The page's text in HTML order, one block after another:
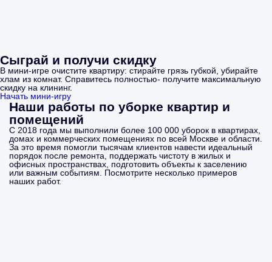
Сыграй и получи скидку
В мини-игре очистите квартиру: стирайте грязь губкой, убирайте
хлам из комнат. Справитесь полностью- получите максимальную
скидку на клининг.
Начать мини-игру
Наши работы по уборке квартир и
помещений
С 2018 года мы выполнили более 100 000 уборок в квартирах,
домах и коммерческих помещениях по всей Москве и области.
За это время помогли тысячам клиентов навести идеальный
порядок после ремонта, поддержать чистоту в жилых и
офисных пространствах, подготовить объекты к заселению
или важным событиям. Посмотрите несколько примеров
наших работ.